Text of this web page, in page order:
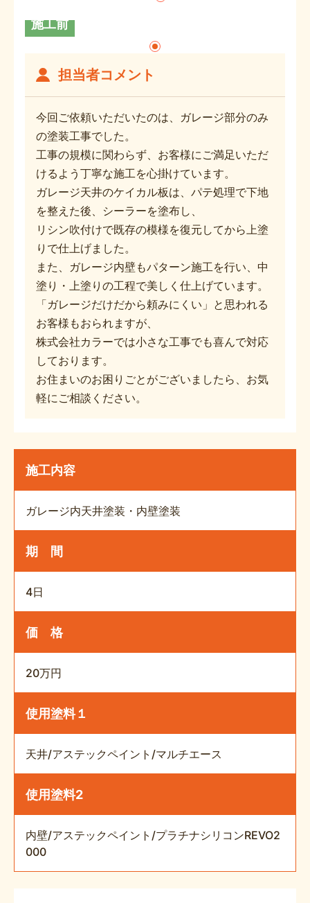
施工前
担当者コメント
今回ご依頼いただいたのは、ガレージ部分のみ
の塗装工事でした。
工事の規模に関わらず、お客様にご満足いただ
けるよう丁寧な施工を心掛けています。
ガレージ天井のケイカル板は、パテ処理で下地
を整えた後、シーラーを塗布し、
リシン吹付けで既存の模様を復元してから上塗
りで仕上げました。
また、ガレージ内壁もパターン施工を行い、中
塗り・上塗りの工程で美しく仕上げています。
「ガレージだけだから頼みにくい」と思われる
お客様もおられますが、
株式会社カラーでは小さな工事でも喜んで対応
しております。
お住まいのお困りごとがございましたら、お気
軽にご相談ください。
施工内容
ガレージ内天井塗装・内壁塗装
期 間
4日
価 格
20万円
使用塗料１
天井/アステックペイント/マルチエース
使用塗料2
内壁/アステックペイント/プラチナシリコンREVO2
000